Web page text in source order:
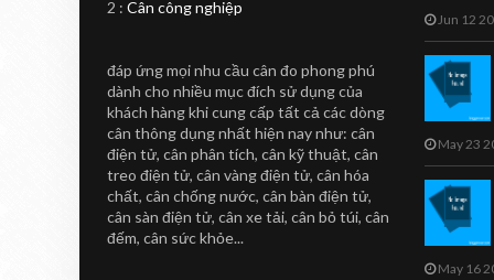
2 : Cân công nghiệp
đáp ứng mọi nhu cầu cân đo phong phú
dành cho nhiều mục đích sử dụng của
khách hàng khi cung cấp tất cả các dòng
cân thông dụng nhất hiện nay như: cân
điện tử, cân phân tích, cân kỹ thuật, cân
treo điện tử, cân vàng điện tử, cân hóa
chất, cân chống nước, cân bàn điện tử,
cân sàn điện tử, cân xe tải, cân bỏ túi, cân
đếm, cân sức khỏe...
Jun 12
May 23
May 16
Thị CL5000-B
Cân in nhãn siêu thị CL5000-B
Sản phẩm cân in nhãn CL5000-B
...